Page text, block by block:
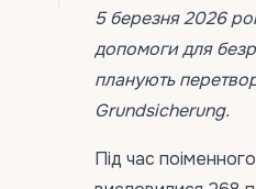
5 березня 2026
допомоги для
планують
Grundsicherung.
Під час